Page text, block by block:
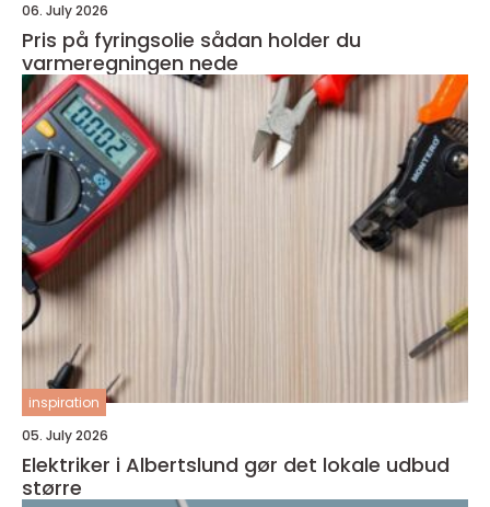
06. July 2026
Pris på fyringsolie sådan holder du
varmeregningen nede
inspiration
05. July 2026
Elektriker i Albertslund gør det lokale udbud
større